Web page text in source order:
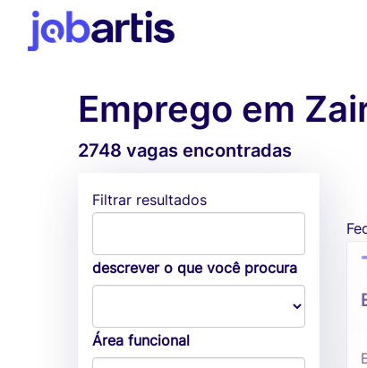
Emprego em
2748 vagas encontradas
Filtrar resultados
descrever o que você procura
Área funcional